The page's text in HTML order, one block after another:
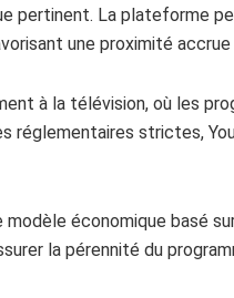
pertinent. La plateforme
une proximité
à la télévision, où les
réglementaires strictes,
modèle économique basé
la pérennité du